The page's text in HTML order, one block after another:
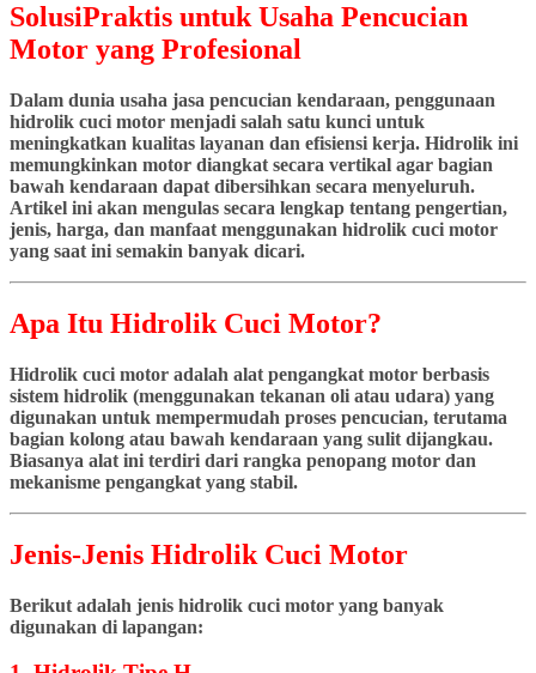
SolusiPraktis untuk Usaha Pencucian
Motor yang Profesional
Dalam dunia usaha jasa pencucian kendaraan, penggunaan
hidrolik cuci motor menjadi salah satu kunci untuk
meningkatkan kualitas layanan dan efisiensi kerja. Hidrolik ini
memungkinkan motor diangkat secara vertikal agar bagian
bawah kendaraan dapat dibersihkan secara menyeluruh.
Artikel ini akan mengulas secara lengkap tentang pengertian,
jenis, harga, dan manfaat menggunakan hidrolik cuci motor
yang saat ini semakin banyak dicari.
Apa Itu Hidrolik Cuci Motor?
Hidrolik cuci motor adalah alat pengangkat motor berbasis
sistem hidrolik (menggunakan tekanan oli atau udara) yang
digunakan untuk mempermudah proses pencucian, terutama
bagian kolong atau bawah kendaraan yang sulit dijangkau.
Biasanya alat ini terdiri dari rangka penopang motor dan
mekanisme pengangkat yang stabil.
Jenis-Jenis Hidrolik Cuci Motor
Berikut adalah jenis hidrolik cuci motor yang banyak
digunakan di lapangan: